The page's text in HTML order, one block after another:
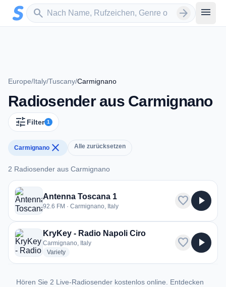
Zum Hauptinhalt springen
search
Sender suchen arrow_forward menu
Europe/Italy/Tuscany/Carmignano
Radiosender aus Carmignano
tune Filter 1
Carmignano close Alle zurücksetzen
2 Radiosender aus Carmignano
2 Radiosender aus Carmignano
Antenna Toscana 1
92.6 FM · Carmignano, Italy favorite play_arrow
KryKey - Radio Napoli Ciro
Carmignano, Italy
Varietyradio stations
favorite play_arrow
Hören Sie 2 Live-Radiosender kostenlos online. Entdecken